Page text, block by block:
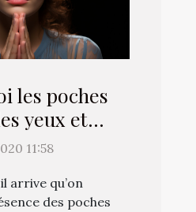
les poches
yeux et
cela
11:58
arrive qu’on
des poches